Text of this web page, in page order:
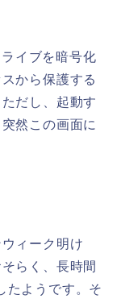
イブを暗号化
から保護する
だし、起動す
然この画面に
ィーク明け
らく、長時間
たようです。そ